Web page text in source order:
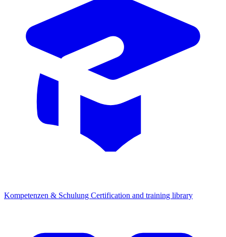
Kompetenzen & Schulung Certification and training library